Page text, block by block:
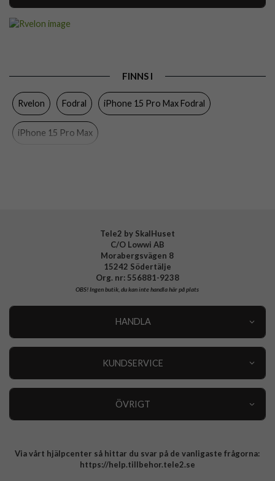
Kortfack, Löstagbart skal, Magnetstängning
Färg
FINNS I
Rvelon Fodral iPhone 15 Pro Max Fodral
iPhone 15 Pro Max
Tele2 by SkalHuset
C/O Lowwi AB
Morabergsvägen 8
15242 Södertälje
Org. nr: 556881-9238
OBS!Ingen butik, du kan inte handla här på plats
HANDLA
KUNDSERVICE
ÖVRIGT
Integritetspolicy
Via vårt hjälpcenter så hittar du svar på de vanligaste frågorna:
https://help.tillbehor.tele2.se